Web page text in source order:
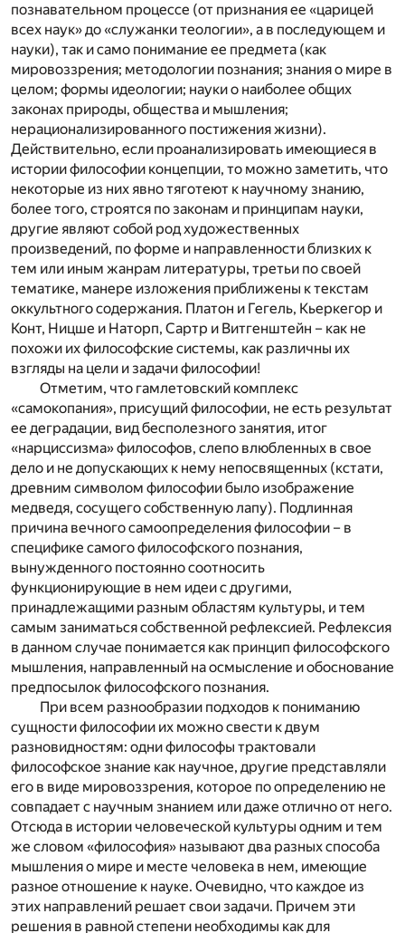
познавательном процессе (от признания ее «царицей
всех наук» до «служанки теологии», а в последующем и
науки), так и само понимание ее предмета (как
мировоззрения; методологии познания; знания о мире в
целом; формы идеологии; науки о наиболее общих
законах природы, общества и мышления;
нерационализированного постижения жизни).
Действительно, если проанализировать имеющиеся в
истории философии концепции, то можно заметить, что
некоторые из них явно тяготеют к научному знанию,
более того, строятся по законам и принципам науки,
другие являют собой род художественных
произведений, по форме и направленности близких к
тем или иным жанрам литературы, третьи по своей
тематике, манере изложения приближены к текстам
оккультного содержания. Платон и Гегель, Кьеркегор и
Конт, Ницше и Наторп, Сартр и Витгенштейн – как не
похожи их философские системы, как различны их
взгляды на цели и задачи философии!
Отметим, что гамлетовский комплекс
«самокопания», присущий философии, не есть результат
ее деградации, вид бесполезного занятия, итог
«нарциссизма» философов, слепо влюбленных в свое
дело и не допускающих к нему непосвященных (кстати,
древним символом философии было изображение
медведя, сосущего собственную лапу). Подлинная
причина вечного самоопределения философии – в
специфике самого философского познания,
вынужденного постоянно соотносить
функционирующие в нем идеи с другими,
принадлежащими разным областям культуры, и тем
самым заниматься собственной рефлексией. Рефлексия
в данном случае понимается как принцип философского
мышления, направленный на осмысление и обоснование
предпосылок философского познания.
При всем разнообразии подходов к пониманию
сущности философии их можно свести к двум
разновидностям: одни философы трактовали
философское знание как научное, другие представляли
его в виде мировоззрения, которое по определению не
совпадает с научным знанием или даже отлично от него.
Отсюда в истории человеческой культуры одним и тем
же словом «философия» называют два разных способа
мышления о мире и месте человека в нем, имеющие
разное отношение к науке. Очевидно, что каждое из
этих направлений решает свои задачи. Причем эти
решения в равной степени необходимы как для